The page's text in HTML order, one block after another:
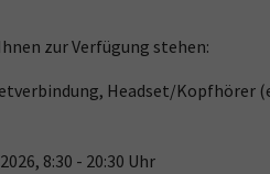
zur Verfügung stehen:
Headset/Kopfhörer
8:30 - 20:30 Uhr